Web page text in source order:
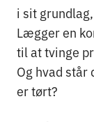
i sit
Lægger en
til at tvinge
Og hvad
er tørt?